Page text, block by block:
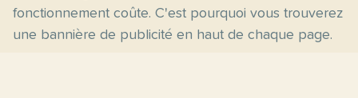
fonctionnement coûte. C'est pourquoi vous trouverez
une bannière de publicité en haut de chaque page.